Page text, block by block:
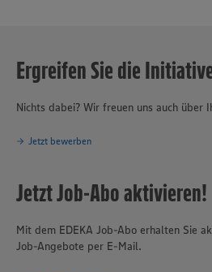
Ergreifen Sie die
Nichts dabei? Wir freuen uns auch über
Jetzt bewerben
Jetzt Job-Abo aktivieren!
Mit dem EDEKA Job-Abo erhalten Sie
Job-Angebote per E-Mail.